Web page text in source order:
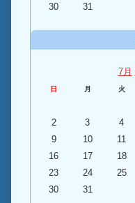
30
31
7月
日 月 火
2
3 4
9
10 11
16
17 18
23
24 25
30
31